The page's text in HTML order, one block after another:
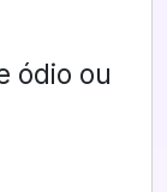
ódio ou